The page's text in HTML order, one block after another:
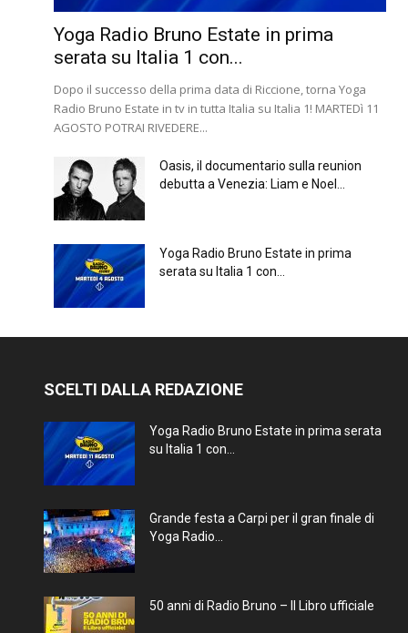
Yoga Radio Bruno Estate in prima
serata su Italia 1 con...
Dopo il successo della prima data di Riccione, torna Yoga
Radio Bruno Estate in tv in tutta Italia su Italia 1! MARTEDì 11
AGOSTO POTRAI RIVEDERE...
Oasis, il documentario sulla reunion
debutta a Venezia: Liam e Noel...
Yoga Radio Bruno Estate in prima
serata su Italia 1 con...
SCELTI DALLA REDAZIONE
Yoga Radio Bruno Estate in prima serata
su Italia 1 con...
Grande festa a Carpi per il gran finale di
Yoga Radio...
50 anni di Radio Bruno – Il Libro ufficiale